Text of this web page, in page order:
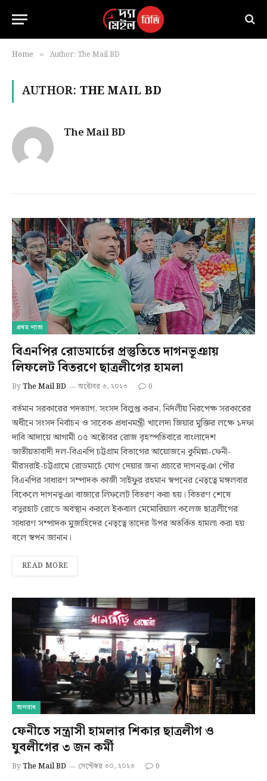
Home » Author: The Mail BD
AUTHOR: THE MAIL BD
The Mail BD
প্রথম পাতা
বিএনপির রোডমার্চের প্রস্তুতিতে দাগনভূঞায়
লিফলেট বিতরণে ছাত্রলীগের হামলা
ByThe Mail BD অক্টোবর ৩, ২০২৩ 0
বর্তমান সরকারের পদত্যাগ, সংসদ বিলুপ্ত করন, নির্দলীয় নিরপেক্ষ সরকারের
অধীনে সংসদ নির্বাচন ও সাবেক প্রধানমন্ত্রী খালেদা জিয়ার মুক্তির লক্ষে ১দফা
দাবি আদায়ে আগামী ০৫ অক্টোবর রোজ বৃহস্পতিবারে বাংলাদেশ
জাতীয়তাবাদী দল-বিএনপি চট্টগ্রাম বিভাগের আয়োজনে কুমিল্লা-ফেনী-
মীরসরাই-চট্টগ্রামে রোডমার্চে যোগ দেয়ার জন্য প্রচারে দাগনভূঞা পৌর
বিএনপির সাধারণ সম্পাদক কাজী সাইফুর রহমান স্বপনের নেতৃত্বে মঙ্গলবার
বিকেলে দাগনভূঞা বাজারে লিফলেট বিতরণ করা হয়। বিতরণ শেষে
বসুরহাট রোডে অবস্থান করলে ইকবাল মেমোরিয়াল কলেজ ছাত্রলীগের
সাধারণ সম্পাদক মুজাহিদের নেতৃত্বে তাদের উপর অতর্কিত হামলা করা হয়
বলে স্বপন জানান।
READ MORE
অপরাধ
ফেনীতে সন্ত্রাসী হামলার শিকার ছাত্রলীগ ও
যুবলীগের ৩ জন কর্মী
ByThe Mail BD সেপ্টেম্বর ৩০, ২০২৩ 0